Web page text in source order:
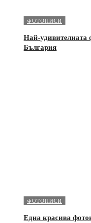
ФОТОПИСИ
Най-удивителната
България
ФОТОПИСИ
Една красива